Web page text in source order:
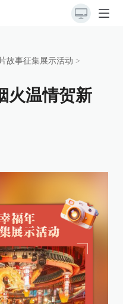
故事征集展示活动 >
火温情贺新